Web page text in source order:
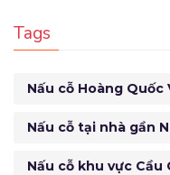
Tags
Nấu cỗ Hoàng Quốc
Nấu cỗ tại nhà gần
Nấu cỗ khu vực Cầu